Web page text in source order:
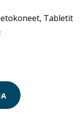
, Tabletit